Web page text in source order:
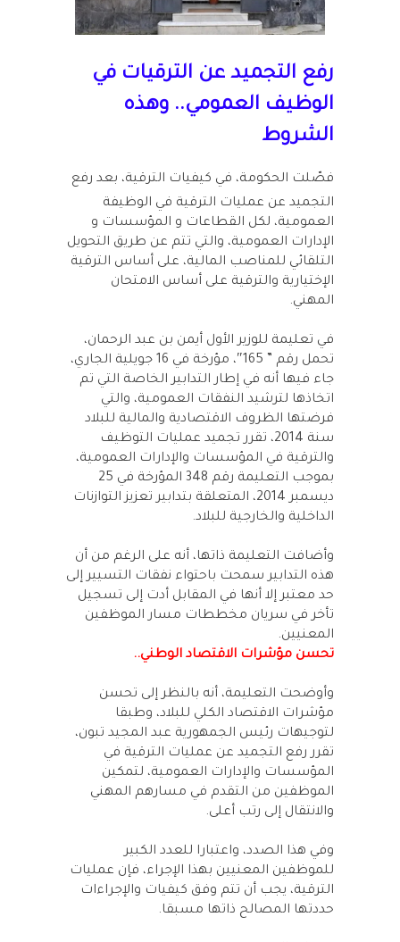
رفع التجميد عن الترقيات في
الوظيف العمومي.. وهذه
الشروط
فصّلت الحكومة، في كيفيات الترقية، بعد رفع
التجميد عن عمليات الترقية في الوظيفة
العمومية، لكل القطاعات و المؤسسات و
الإدارات العمومية، والتي تتم عن طريق التحويل
التلقائي للمناصب المالية، على أساس الترقية
الإختيارية والترقية على أساس الامتحان
المهني.
في تعليمة للوزير الأول أيمن بن عبد الرحمان،
تحمل رقم ” 165″، مؤرخة في 16 جويلية الجاري،
جاء فيها أنه في إطار التدابير الخاصة التي تم
اتخاذها لترشيد النفقات العمومية، والتي
فرضتها الظروف الاقتصادية والمالية للبلاد
سنة 2014، تقرر تجميد عمليات التوظيف
والترقية في المؤسسات والإدارات العمومية،
بموجب التعليمة رقم 348 المؤرخة في 25
ديسمبر 2014، المتعلقة بتدابير تعزيز التوازنات
الداخلية والخارجية للبلاد.
وأضافت التعليمة ذاتها، أنه على الرغم من أن
هذه التدابير سمحت باحتواء نفقات التسيير إلى
حد معتبر إلا أنها في المقابل أدت إلى تسجيل
تأخر في سريان مخططات مسار الموظفين
المعنيين.
تحسن مؤشرات الاقتصاد الوطني..
وأوضحت التعليمة، أنه بالنظر إلى تحسن
مؤشرات الاقتصاد الكلي للبلاد، وطبقا
لتوجيهات رئيس الجمهورية عبد المجيد تبون،
تقرر رفع التجميد عن عمليات الترقية في
المؤسسات والإدارات العمومية، لتمكين
الموظفين من التقدم في مسارهم المهني
والانتقال إلى رتب أعلى.
وفي هذا الصدد، واعتبارا للعدد الكبير
للموظفين المعنيين بهذا الإجراء، فإن عمليات
الترقية، يجب أن تتم وفق كيفيات والإجراءات
حددتها المصالح ذاتها مسبقا.